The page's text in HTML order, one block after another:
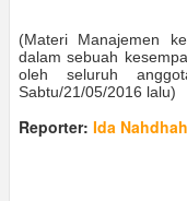
(Materi Manajemen
dalam sebuah
oleh seluruh
Sabtu/21/05/2016 lalu)
Reporter: Ida Nahdhah